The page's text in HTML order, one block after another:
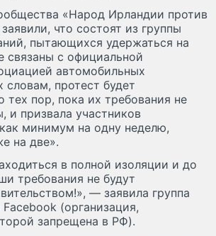
«Народ Ирландии против
что состоят из группы
пытающихся удержаться на
связаны с официальной
автомобильных
словам, протест будет
тех пор, пока их требования не
и призвала участников
минимум на одну неделю,
на две».
в полной изоляции и до
требования не будут
— заявила группа
(организация,
запрещена в РФ).